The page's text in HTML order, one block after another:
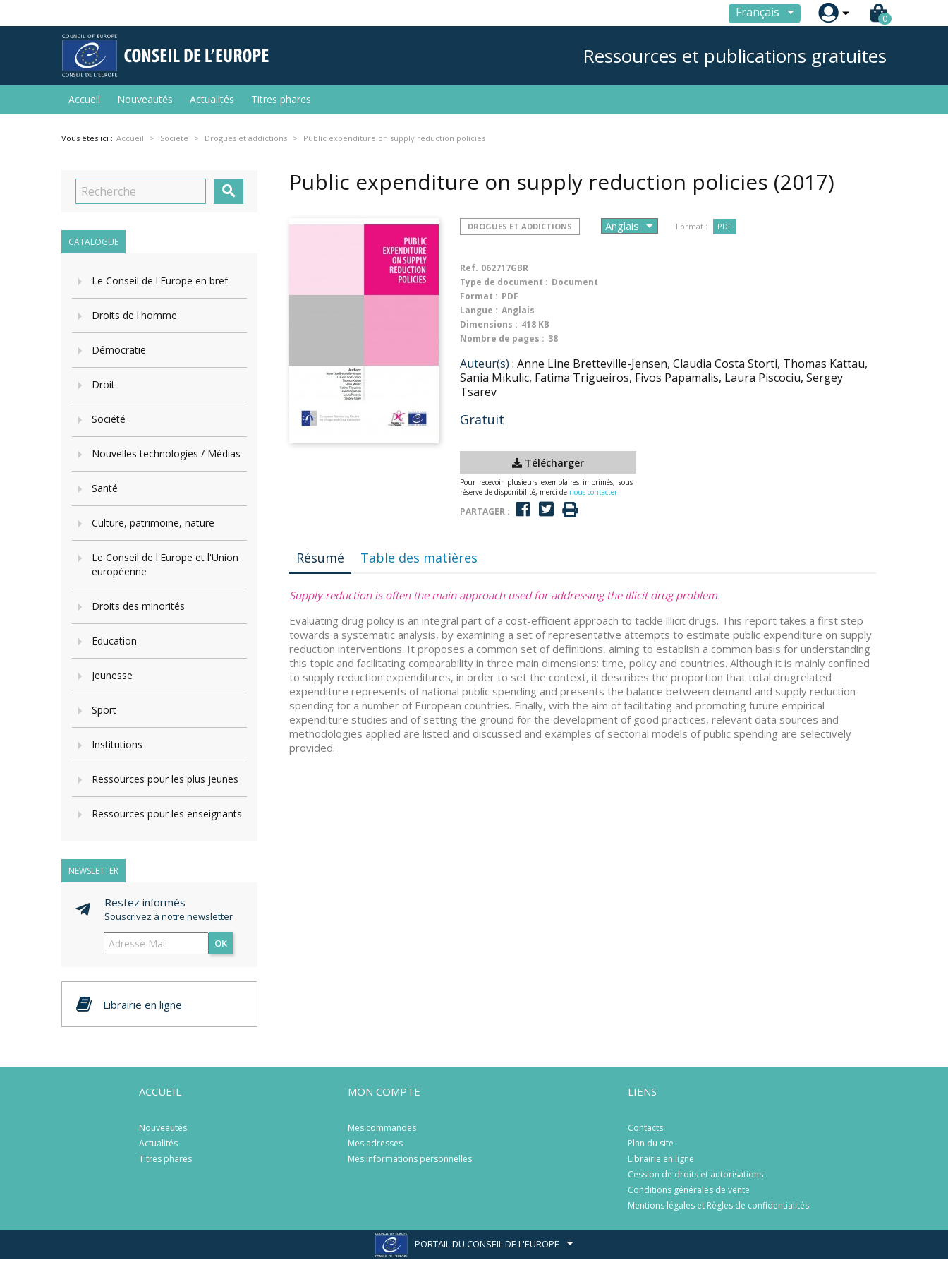
Français  0
Ressources et publications gratuites
Accueil Nouveautés Actualités Titres phares
Vous êtes ici : Accueil Société Drogues et addictions Public expenditure on supply reduction policies

CATALOGUE
Le Conseil de l'Europe en bref
Droits de l'homme
Démocratie
Droit
Société
Nouvelles technologies / Médias
Santé
Culture, patrimoine, nature
Le Conseil de l'Europe et l'Union
européenne
Droits des minorités
Education
Jeunesse
Sport
Institutions
Ressources pour les plus jeunes
Ressources pour les enseignants
NEWSLETTER
Restez informés
Souscrivez à notre newsletter
OK
Librairie en ligne
Public expenditure on supply reduction policies (2017)
DROGUES ET ADDICTIONS Format : PDF
Ref. 062717GBR
Type de document : Document
Format : PDF
Langue : Anglais
Dimensions : 418 KB
Nombre de pages : 38
Auteur(s) : Anne Line Bretteville-Jensen, Claudia Costa Storti, Thomas Kattau,
Sania Mikulic, Fatima Trigueiros, Fivos Papamalis, Laura Piscociu, Sergey
Tsarev
Gratuit
Télécharger
Pour recevoir plusieurs exemplaires imprimés, sous
réserve de disponibilité, merci de nous contacter
PARTAGER :
Résumé Table des matières
Supply reduction is often the main approach used for addressing the illicit drug problem.
Evaluating drug policy is an integral part of a cost-efficient approach to tackle illicit drugs. This report takes a first step
towards a systematic analysis, by examining a set of representative attempts to estimate public expenditure on supply
reduction interventions. It proposes a common set of definitions, aiming to establish a common basis for understanding
this topic and facilitating comparability in three main dimensions: time, policy and countries. Although it is mainly confined
to supply reduction expenditures, in order to set the context, it describes the proportion that total drugrelated
expenditure represents of national public spending and presents the balance between demand and supply reduction
spending for a number of European countries. Finally, with the aim of facilitating and promoting future empirical
expenditure studies and of setting the ground for the development of good practices, relevant data sources and
methodologies applied are listed and discussed and examples of sectorial models of public spending are selectively
provided.
ACCUEIL
Nouveautés
Actualités
Titres phares
MON COMPTE
Mes commandes
Mes adresses
Mes informations personnelles
LIENS
Contacts
Plan du site
Librairie en ligne
Cession de droits et autorisations
Conditions générales de vente
Mentions légales et Règles de confidentialités
PORTAIL DU CONSEIL DE L'EUROPE